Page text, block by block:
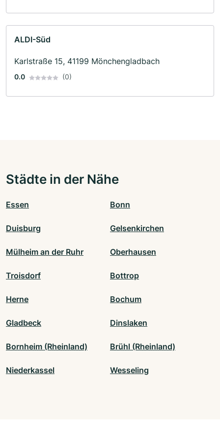
ALDI-Süd
Karlstraße 15, 41199 Mönchengladbach
0.0 (0)
Städte in der Nähe
Essen Bonn
Duisburg Gelsenkirchen
Mülheim an der Ruhr Oberhausen
Troisdorf Bottrop
Herne Bochum
Gladbeck Dinslaken
Bornheim (Rheinland) Brühl (Rheinland)
Niederkassel Wesseling